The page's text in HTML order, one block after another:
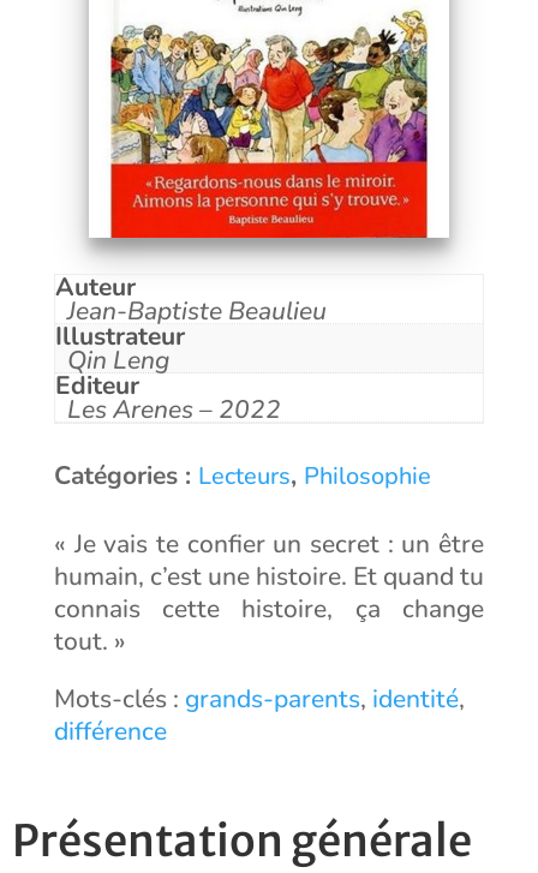
Auteur
Jean-Baptiste Beaulieu
Illustrateur
Qin Leng
Editeur
Les Arenes – 2022
Catégories : Lecteurs, Philosophie
« Je vais te confier un secret : un être
humain, c’est une histoire. Et quand tu
connais cette histoire, ça change
tout. »
Mots-clés : grands-parents, identité,
différence
Présentation générale